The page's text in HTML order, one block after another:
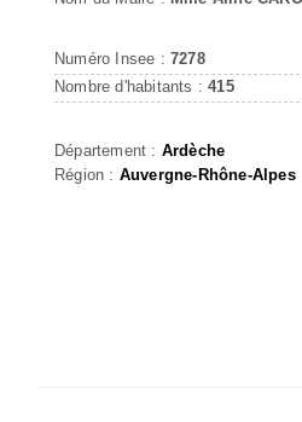
Numéro Insee : 7278
Nombre d'habitants :415
Département : Ardèche
Région : Auvergne-Rhône-Alpes